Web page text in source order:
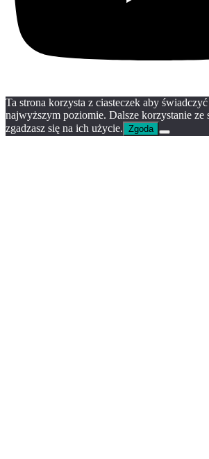
Ta strona korzysta z ciasteczek aby świadczyć
najwyższym poziomie. Dalsze korzystanie ze
zgadzasz się na ich użycie. Zgoda